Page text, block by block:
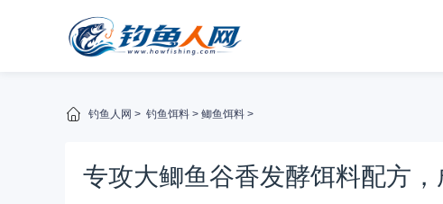
钓鱼人网 > 钓鱼饵料 > 鲫鱼饵料 >
专攻大鲫鱼谷香发酵饵料配方